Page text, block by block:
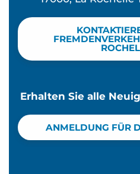
Erhalten Sie alle
ANMELDUNG FÜR